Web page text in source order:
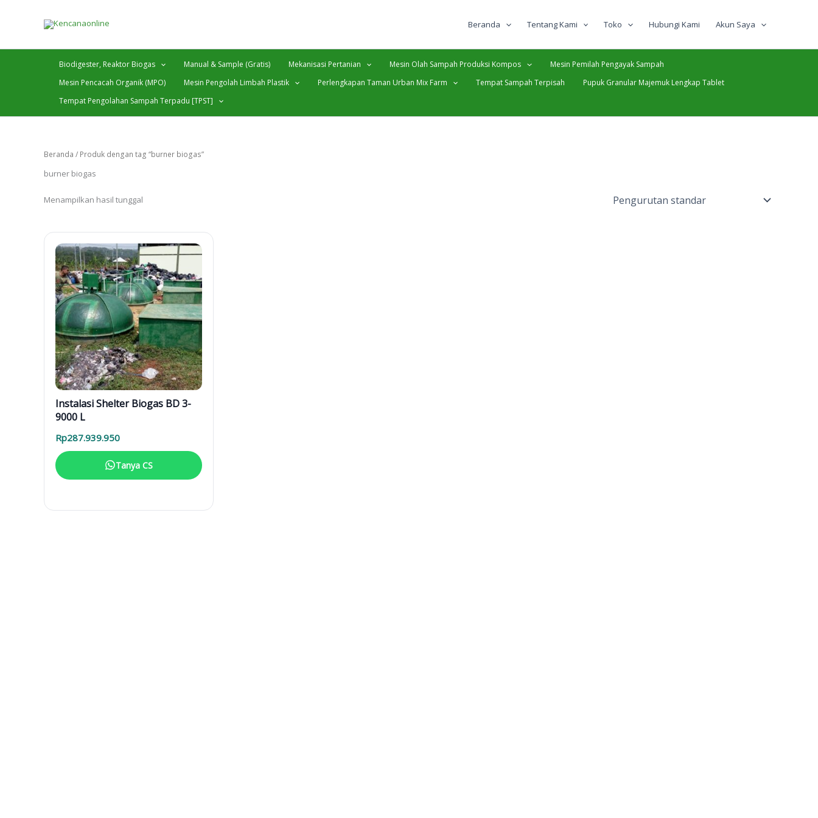
Beranda Tentang Kami Toko Hubungi Kami Akun Saya
Biodigester, Reaktor Biogas Manual & Sample (Gratis) Mekanisasi Pertanian Mesin Olah Sampah Produksi Kompos
Mesin Pemilah Pengayak Sampah
Mesin Pencacah Organik (MPO)
Mesin Pengolah Limbah Plastik Perlengkapan Taman Urban Mix Farm Tempat Sampah Terpisah
Pupuk Granular Majemuk Lengkap Tablet
Tempat Pengolahan Sampah Terpadu [TPST]
Beranda / Produk dengan tag “burner biogas”
burner biogas
Menampilkan hasil tunggal
Instalasi Shelter Biogas BD 3-
9000 L
Rp287.939.950
Tanya CS